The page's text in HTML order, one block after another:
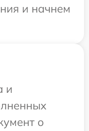
и начнем
и
о